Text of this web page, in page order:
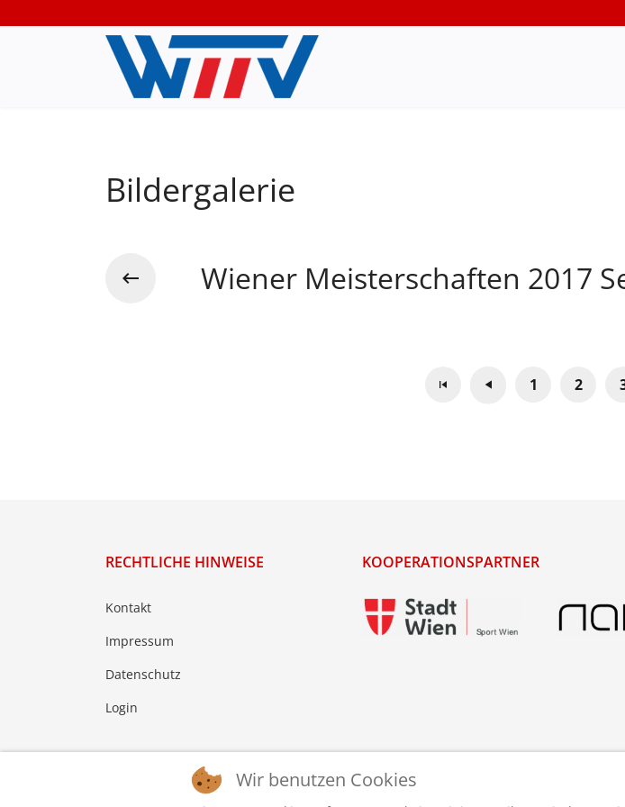
Bildergalerie
Wiener Meisterschaften 2017
1 2
RECHTLICHE HINWEISE
Kontakt
Impressum
Datenschutz
Login
KOOPERATIONSPARTNER
© 2026 © WTTV - Wiener Tischtennis Verband. Gestaltet und betreut von
Wir benutzen Cookies